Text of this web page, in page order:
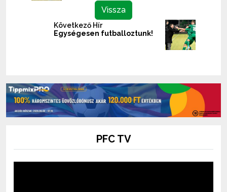
Vissza
Következő Hír
Egységesen futballoztunk!
PFC TV